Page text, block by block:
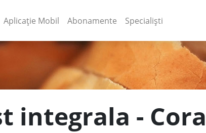
(current)
Aplicație Mobil (current)
Abonamente Specialiști
integrala - Cora